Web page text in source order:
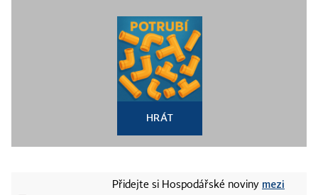
HRÁT
Přidejte si Hospodářské noviny mezi